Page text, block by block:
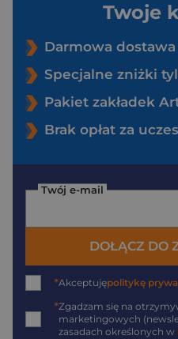
Twoje
Darmowa dostawa
Specjalne zniżki
Pakiet zakładek
Brak opłat za
Twój e-mail
DOŁĄCZ DO
*Akceptujępolitykę
*Zgadzam się na
marketingowych
zasadach określonych w